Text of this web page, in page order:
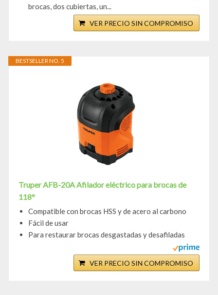
brocas, dos cubiertas, un...
VER PRECIO SIN COMPROMISO
BESTSELLER NO. 5
Truper AFB-20A Afilador eléctrico para brocas de
118°
Compatible con brocas HSS y de acero al carbono
Fácil de usar
Para restaurar brocas desgastadas y desafiladas
VER PRECIO SIN COMPROMISO